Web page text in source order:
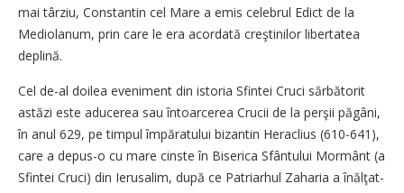
mai târziu, Constantin cel Mare a emis celebrul Edict de la
Mediolanum, prin care le era acordată creştinilor libertatea
deplină.
Cel de-al doilea eveniment din istoria Sfintei Cruci sărbătorit
astăzi este aducerea sau întoarcerea Crucii de la perşii păgâni,
în anul 629, pe timpul împăratului bizantin Heraclius (610-641),
care a depus-o cu mare cinste în Biserica Sfântului Mormânt (a
Sfintei Cruci) din Ierusalim, după ce Patriarhul Zaharia a înălţat-